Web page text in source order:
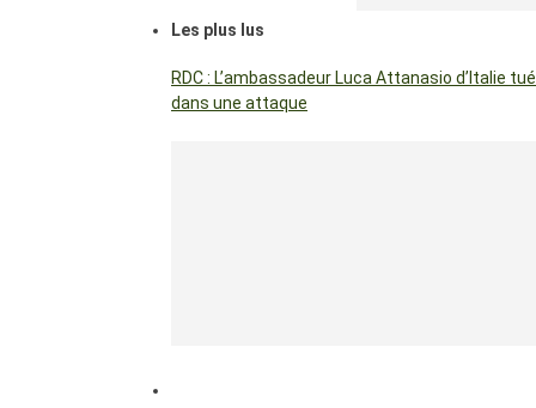
Les plus lus
RDC : L’ambassadeur Luca Attanasio d’Italie tué
dans une attaque